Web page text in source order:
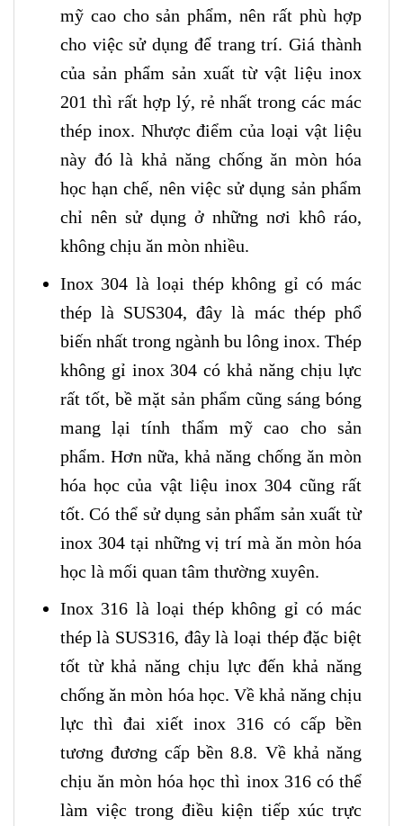
mỹ cao cho sản phẩm, nên rất phù hợp
cho việc sử dụng để trang trí. Giá thành
của sản phẩm sản xuất từ vật liệu inox
201 thì rất hợp lý, rẻ nhất trong các mác
thép inox. Nhược điểm của loại vật liệu
này đó là khả năng chống ăn mòn hóa
học hạn chế, nên việc sử dụng sản phẩm
chỉ nên sử dụng ở những nơi khô ráo,
không chịu ăn mòn nhiều.
Inox 304 là loại thép không gỉ có mác
thép là SUS304, đây là mác thép phổ
biến nhất trong ngành bu lông inox. Thép
không gỉ inox 304 có khả năng chịu lực
rất tốt, bề mặt sản phẩm cũng sáng bóng
mang lại tính thẩm mỹ cao cho sản
phẩm. Hơn nữa, khả năng chống ăn mòn
hóa học của vật liệu inox 304 cũng rất
tốt. Có thể sử dụng sản phẩm sản xuất từ
inox 304 tại những vị trí mà ăn mòn hóa
học là mối quan tâm thường xuyên.
Inox 316 là loại thép không gỉ có mác
thép là SUS316, đây là loại thép đặc biệt
tốt từ khả năng chịu lực đến khả năng
chống ăn mòn hóa học. Về khả năng chịu
lực thì đai xiết inox 316 có cấp bền
tương đương cấp bền 8.8. Về khả năng
chịu ăn mòn hóa học thì inox 316 có thể
làm việc trong điều kiện tiếp xúc trực